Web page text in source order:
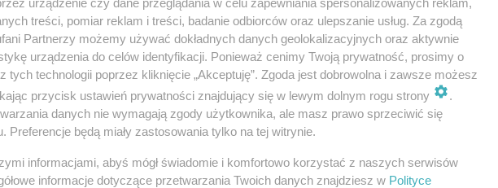
Konferencję Przewodniczących PE, w której
Parlamentu Europejskiego. W tym roku
do dziennikarzy z dwóch krajów, w których wolność
siedzibie Parlamentu Europejskiego w Strasburgu pod
treści, pomiar reklam i treści, badanie odbiorców oraz ulepszanie usług. Za zgodą
Partnerzy możemy używać dokładnych danych geolokalizacyjnych oraz aktywnie
urządzenia do celów identyfikacji. Ponieważ cenimy Twoją prywatność, prosimy o
tych technologii poprzez kliknięcie „Akceptuję”. Zgoda jest dobrowolna i zawsze możesz
przycisk ustawień prywatności znajdujący się w lewym dolnym rogu strony
.
danych nie wymagają zgody użytkownika, ale masz prawo sprzeciwić się
Preferencje będą miały zastosowania tylko na tej witrynie.
informacjami, abyś mógł świadomie i komfortowo korzystać z naszych serwisów
informacje dotyczące przetwarzania Twoich danych znajdziesz w Polityce